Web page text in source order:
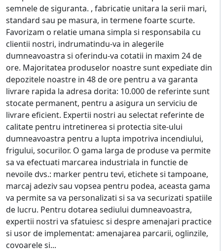
semnele de siguranta. , fabricatie unitara la serii mari,
standard sau pe masura, in termene foarte scurte.
Favorizam o relatie umana simpla si responsabila cu
clientii nostri, indrumatindu-va in alegerile
dumneavoastra si oferindu-va cotatii in maxim 24 de
ore. Majoritatea produselor noastre sunt expediate din
depozitele noastre in 48 de ore pentru a va garanta
livrare rapida la adresa dorita: 10.000 de referinte sunt
stocate permanent, pentru a asigura un serviciu de
livrare eficient. Expertii nostri au selectat referinte de
calitate pentru intretinerea si protectia site-ului
dumneavoastra pentru a lupta impotriva incendiului,
frigului, socurilor. O gama larga de produse va permite
sa va efectuati marcarea industriala in functie de
nevoile dvs.: marker pentru tevi, etichete si tampoane,
marcaj adeziv sau vopsea pentru podea, aceasta gama
va permite sa va personalizati si sa va securizati spatiile
de lucru. Pentru dotarea sediului dumneavoastra,
expertii nostri va sfatuiesc si despre amenajari practice
si usor de implementat: amenajarea parcarii, oglinzile,
covoarele si...